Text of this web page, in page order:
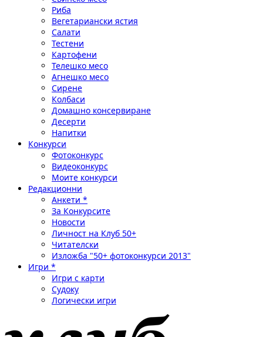
Риба
Вегетариански ястия
Салати
Тестени
Картофени
Телешко месо
Агнешко месо
Сирене
Колбаси
Домашно консервиране
Десерти
Напитки
Конкурси
Фотоконкурс
Видеоконкурс
Моите конкурси
Редакционни
Анкети *
За Конкурсите
Новости
Личност на Клуб 50+
Читателски
Изложба "50+ фотоконкурси 2013"
Игри *
Игри с карти
Судоку
Логически игри